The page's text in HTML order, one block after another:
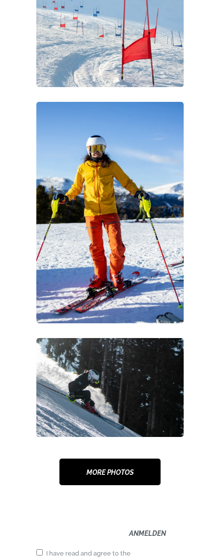
MORE PHOTOS
I have read and agree to the